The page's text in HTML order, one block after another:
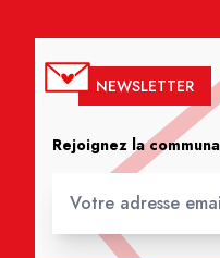
NEWSLETTER
Rejoignez la